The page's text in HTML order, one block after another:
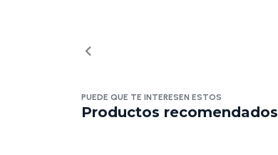
PUEDE QUE TE INTERESEN ESTOS
Productos recomendados